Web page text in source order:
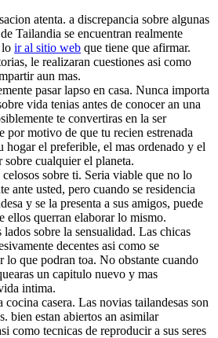
atenta. a discrepancia sobre algunas
Tailandia se encuentran realmente
lo ir al sitio web que tiene que afirmar.
le realizaran cuestiones asi­ como
aun mas.
pasar lapso en casa. Nunca importa
vida tenias antes de conocer an una
te convertiras en la ser
por motivo de que tu recien estrenada
hogar el preferible, el mas ordenado y el
sobre cualquier el planeta.
celosos sobre ti. Seri­a viable que no lo
ante usted, pero cuando se residencia
y se la presenta a sus amigos, puede
ellos querran elaborar lo mismo.
sobre la sensualidad. Las chicas
decentes asi­ como se
lo que podran toa. No obstante cuando
un capitulo nuevo y mas
intima.
cocina casera. Las novias tailandesas son
bien estan abiertos an asimilar
como tecnicas de reproducir a sus seres